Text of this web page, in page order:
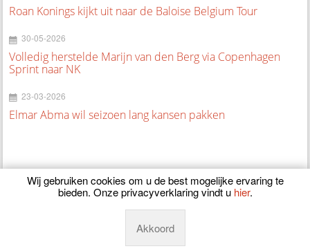
Roan Konings kijkt uit naar de Baloise Belgium Tour
30-05-2026
Volledig herstelde Marijn van den Berg via Copenhagen
Sprint naar NK
23-03-2026
Elmar Abma wil seizoen lang kansen pakken
Wij gebruiken cookies om u de best mogelijke ervaring te
bieden. Onze privacyverklaring vindt u hier.
Akkoord